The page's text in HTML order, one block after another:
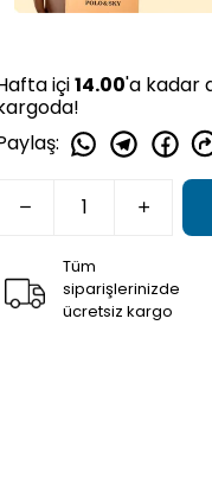
içi14.00'a kadar
:
Tüm
siparişlerinizde
ücretsiz kargo